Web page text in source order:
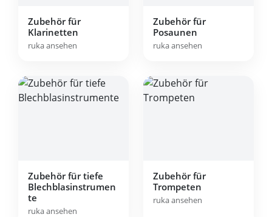
Zubehör für
Klarinetten
ruka ansehen
Zubehör für
Posaunen
ruka ansehen
Zubehör für tiefe
Blechblasinstrumen
te
ruka ansehen
Zubehör für
Trompeten
ruka ansehen